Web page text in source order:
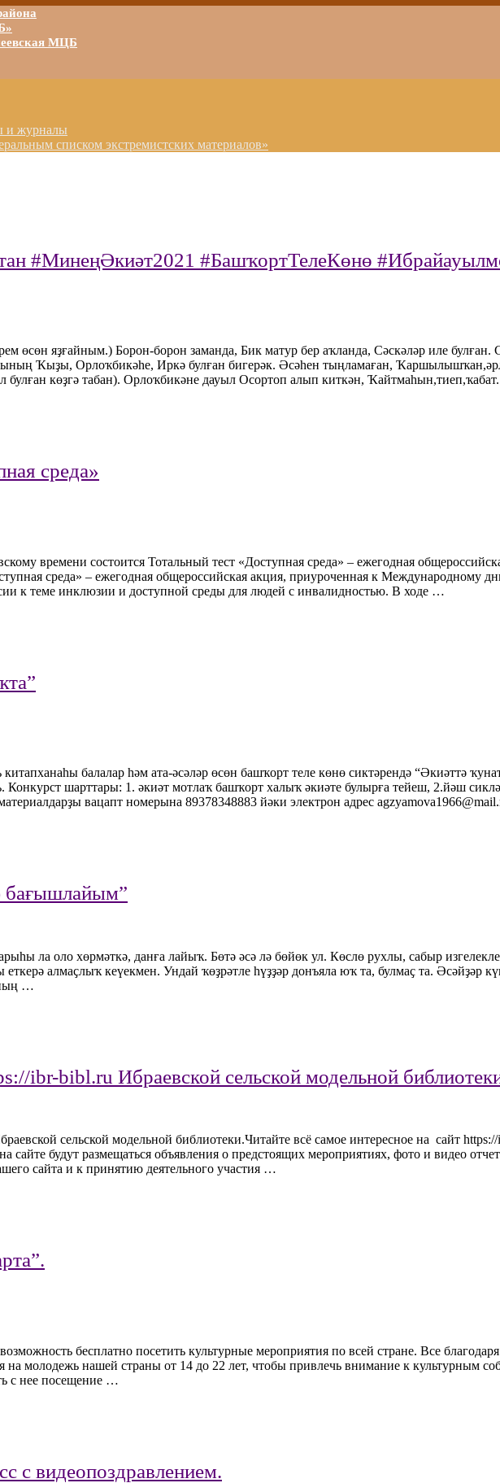
МЦБ
и журналы
списком экстремистских материалов»
#МинеңӘкиәт2021 #БашҡортТелеКөнө
өсөн яҙғайным.) Борон-борон заманда, Бик матур бер аҡланда, Сәскәләр иле булған.
Ҡыҙы, Орлоҡбикәһе, Иркә булған бигерәк. Әсәһен тыңламаған,
булған көҙгә табан). Орлоҡбикәне дауыл Осортоп алып киткән,
среда»
времени состоится Тотальный тест «Доступная среда» – ежегодная
среда» – ежегодная общероссийская акция, приуроченная к Международному
к теме инклюзии и доступной среды для людей с инвалидностью. В ходе …
балалар һәм ата-әсәләр өсөн башҡорт теле көнө сиктәрендә “Әкиәттә
Конкурст шарттары: 1. әкиәт мотлаҡ башҡорт халыҡ әкиәте булырға тейеш, 2.йәш
вацапт номерына 89378348883 йәки электрон адрес
бағышлайым”
ла оло хөрмәткә, данға лайыҡ. Бөтә әсә лә бөйөк ул. Көслө рухлы, сабыр
еткерә алмаҫлыҡ кеүекмен. Ундай ҡөҙрәтле һүҙҙәр донъяла юҡ та, булмаҫ та. Әсәйҙәр
…
ibr-bibl.ru Ибраевской сельской модельной
сельской модельной библиотеки.Читайте всё самое интересное на сайт
сайте будут размещаться объявления о предстоящих мероприятиях, фото и видео
сайта и к принятию деятельного участия …
бесплатно посетить культурные мероприятия по всей стране. Все
на молодежь нашей страны от 14 до 22 лет, чтобы привлечь внимание к культурным
с нее посещение …
с видеопоздравлением.